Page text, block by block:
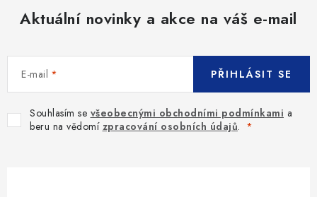
Aktuální novinky a akce na váš e-mail
E-mail
Souhlasím se všeobecnými obchodními podmínkami a
beru na vědomí zpracování osobních údajů.
PŘIHLÁSIT SE